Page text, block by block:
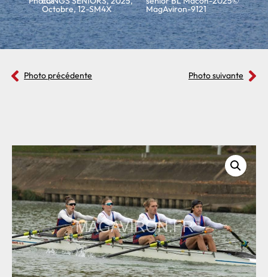
Octobre,12-SM4X MagAviron-9121
Photo précédente Photo suivante